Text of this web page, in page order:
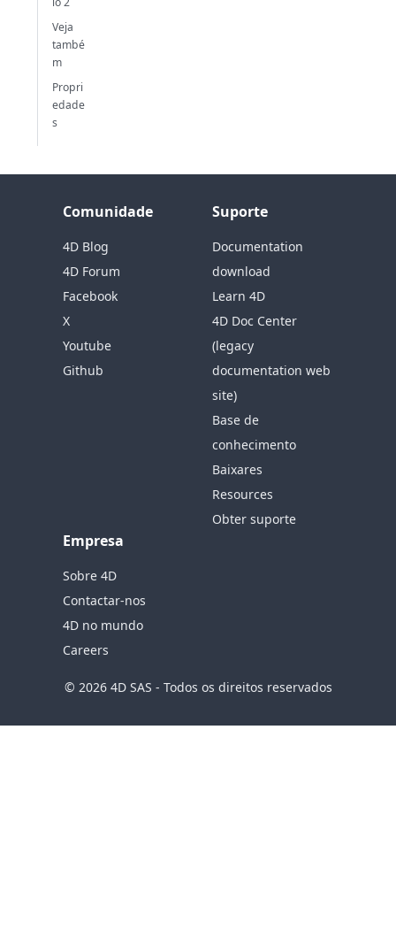
Veja
també
m
Propri
edade
s
Comunidade
4D Blog
4D Forum
Facebook
X
Youtube
Github
Suporte
Documentation
download
Learn 4D
4D Doc Center
(legacy
documentation web
site)
Base de
conhecimento
Baixares
Resources
Obter suporte
Empresa
Sobre 4D
Contactar-nos
4D no mundo
Careers
© 2026 4D SAS - Todos os direitos reservados